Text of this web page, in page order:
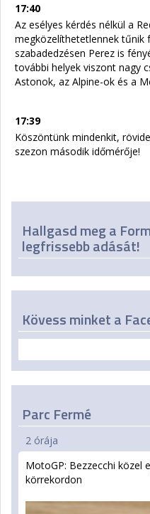
17:40
Az esélyes kérdés nélkül a
megközelíthetetlennek tűnik
szabadedzésen Perez is
további helyek viszont nagy
Astonok, az Alpine-ok és a
17:39
Köszöntünk mindenkit,
szezon második időmérője!
Hallgasd meg a
legfrissebb adását!
Kövess minket a
Parc Fermé
2 órája
MotoGP: Bezzecchi közel
körrekordon